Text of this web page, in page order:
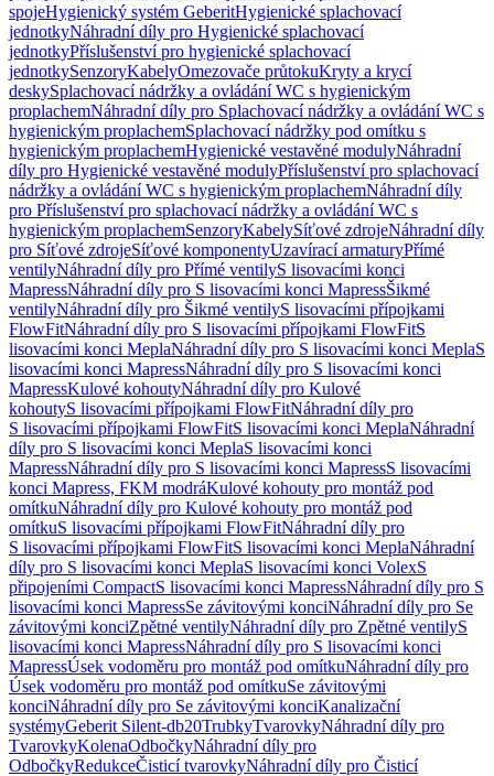
spojeHygienický systém GeberitHygienické splachovací
jednotkyNáhradní díly pro Hygienické splachovací
jednotkyPříslušenství pro hygienické splachovací
jednotkySenzoryKabelyOmezovače průtokuKryty a krycí
deskySplachovací nádržky a ovládání WC s hygienickým
proplachemNáhradní díly pro Splachovací nádržky a ovládání WC s
hygienickým proplachemSplachovací nádržky pod omítku s
hygienickým proplachemHygienické vestavěné modulyNáhradní
díly pro Hygienické vestavěné modulyPříslušenství pro splachovací
nádržky a ovládání WC s hygienickým proplachemNáhradní díly
pro Příslušenství pro splachovací nádržky a ovládání WC s
hygienickým proplachemSenzoryKabelySíťové zdrojeNáhradní díly
pro Síťové zdrojeSíťové komponentyUzavírací armaturyPřímé
ventilyNáhradní díly pro Přímé ventilyS lisovacími konci
MapressNáhradní díly pro S lisovacími konci MapressŠikmé
ventilyNáhradní díly pro Šikmé ventilyS lisovacími přípojkami
FlowFitNáhradní díly pro S lisovacími přípojkami FlowFitS
lisovacími konci MeplaNáhradní díly pro S lisovacími konci MeplaS
lisovacími konci MapressNáhradní díly pro S lisovacími konci
MapressKulové kohoutyNáhradní díly pro Kulové
kohoutyS lisovacími přípojkami FlowFitNáhradní díly pro
S lisovacími přípojkami FlowFitS lisovacími konci MeplaNáhradní
díly pro S lisovacími konci MeplaS lisovacími konci
MapressNáhradní díly pro S lisovacími konci MapressS lisovacími
konci Mapress, FKM modráKulové kohouty pro montáž pod
omítkuNáhradní díly pro Kulové kohouty pro montáž pod
omítkuS lisovacími přípojkami FlowFitNáhradní díly pro
S lisovacími přípojkami FlowFitS lisovacími konci MeplaNáhradní
díly pro S lisovacími konci MeplaS lisovacími konci VolexS
připojeními CompactS lisovacími konci MapressNáhradní díly pro S
lisovacími konci MapressSe závitovými konciNáhradní díly pro Se
závitovými konciZpětné ventilyNáhradní díly pro Zpětné ventilyS
lisovacími konci MapressNáhradní díly pro S lisovacími konci
MapressÚsek vodoměru pro montáž pod omítkuNáhradní díly pro
Úsek vodoměru pro montáž pod omítkuSe závitovými
konciNáhradní díly pro Se závitovými konciKanalizační
systémyGeberit Silent-db20TrubkyTvarovkyNáhradní díly pro
TvarovkyKolenaOdbočkyNáhradní díly pro
OdbočkyRedukceČisticí tvarovkyNáhradní díly pro Čisticí